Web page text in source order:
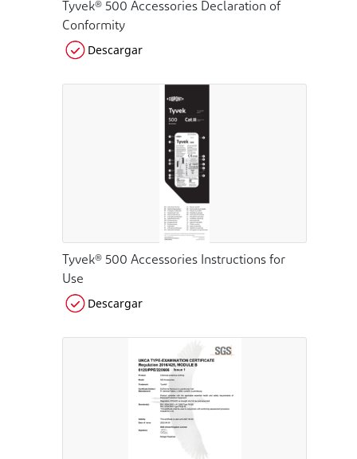
Tyvek® 500 Accessories Declaration of
Conformity
Descargar
Tyvek® 500 Accessories Instructions for
Use
Descargar